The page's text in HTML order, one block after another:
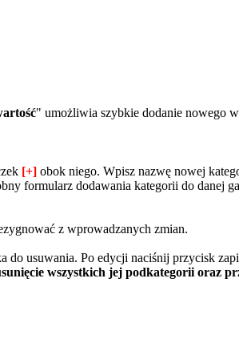
" umożliwia szybkie dodanie nowego
[+] obok niego. Wpisz nazwę nowej
formularz dodawania kategorii do danej
z wprowadzanych zmian.
do usuwania. Po edycji naciśnij przycisk
wszystkich jej podkategorii oraz